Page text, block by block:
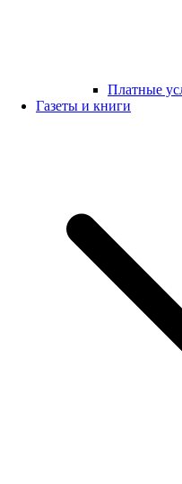
Платные
Газеты и книги